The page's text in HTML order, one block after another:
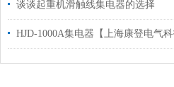
谈谈起重机滑触线集电器的选择